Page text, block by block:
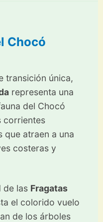
Chocó
transición única,
representa una
del Chocó
corrientes
que atraen a una
costeras y
de las Fragatas
el colorido vuelo
de los árboles